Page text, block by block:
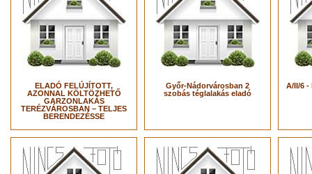
ELADÓ FELÚJÍTOTT,
AZONNAL KÖLTÖZHETŐ
GARZONLAKÁS
TERÉZVÁROSBAN – TELJES
BERENDEZÉSSE
Győr-Nádorvárosban 2
szobás téglalakás eladó
A/II/6 -